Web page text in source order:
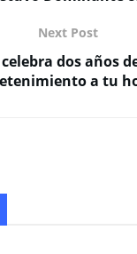
Next Post
dos años
a tu